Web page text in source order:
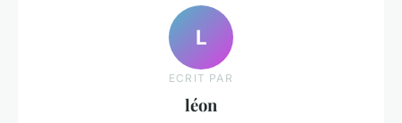
L
ECRIT PAR
léon